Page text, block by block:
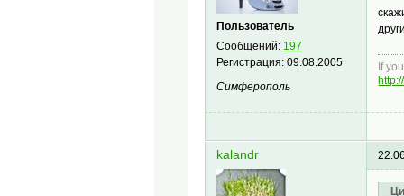
Пользователь
Сообщений: 197
Регистрация:09.08.2005
Симферополь
If
kalandr